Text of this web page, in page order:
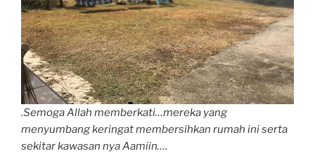
.Semoga Allah memberkati…mereka yang
menyumbang keringat membersihkan rumah ini serta
sekitar kawasan nya Aamiin….